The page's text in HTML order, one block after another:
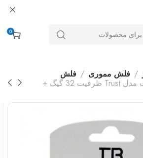
0
فلش مموری
فلش
فلش تروبایت مدل Trust ظرفیت 32 گیگ +